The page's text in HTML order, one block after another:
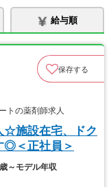
給与順
保存する
トの薬剤師求人
☆施設在宅、ドク
◎＜正社員＞
～モデル年収